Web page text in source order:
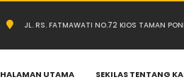
JL. RS. FATMAWATI NO.72 KIOS TAMAN
HALAMAN UTAMA SEKILAS TENTANG